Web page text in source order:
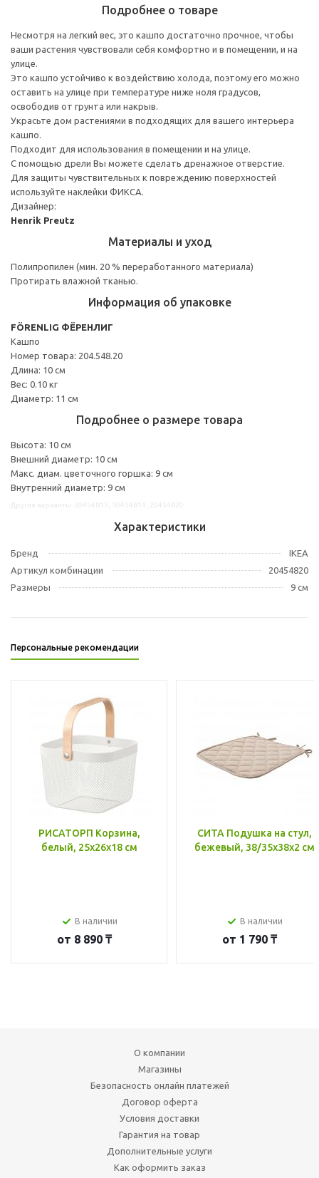
Подробнее о товаре
Несмотря на легкий вес, это кашпо достаточно прочное, чтобы
ваши растения чувствовали себя комфортно и в помещении, и на
улице.
Это кашпо устойчиво к воздействию холода, поэтому его можно
оставить на улице при температуре ниже ноля градусов,
освободив от грунта или накрыв.
Украсьте дом растениями в подходящих для вашего интерьера
кашпо.
Подходит для использования в помещении и на улице.
С помощью дрели Вы можете сделать дренажное отверстие.
Для защиты чувствительных к повреждению поверхностей
используйте наклейки ФИКСА.
Дизайнер:
Henrik Preutz
Материалы и уход
Полипропилен (мин. 20 % переработанного материала)
Протирать влажной тканью.
Информация об упаковке
FÖRENLIG ФЁРЕНЛИГ
Кашпо
Номер товара: 204.548.20
Длина: 10 см
Вес: 0.10 кг
Диаметр: 11 см
Подробнее о размере товара
Высота: 10 см
Внешний диаметр: 10 см
Макс. диам. цветочного горшка: 9 см
Внутренний диаметр: 9 см
Характеристики
Бренд
IKEA
Артикул комбинации
20454820
Размеры
9 см
Персональные рекомендации
РИСАТОРП Корзина,
белый, 25x26x18 см
В наличии
от 8 890 ₸
СИТА Подушка на стул,
бежевый, 38/35x38x2 см
В наличии
от 1 790 ₸
О компании
Магазины
Безопасность онлайн платежей
Договор оферта
Условия доставки
Гарантия на товар
Дополнительные услуги
Как оформить заказ